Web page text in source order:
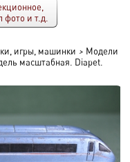
фото и т.д.
игры, машинки > Модели
масштабная. Diapet.